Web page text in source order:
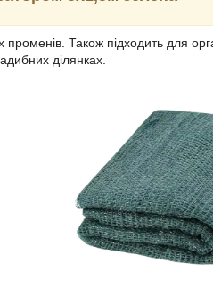
Також підходить для
ділянках.